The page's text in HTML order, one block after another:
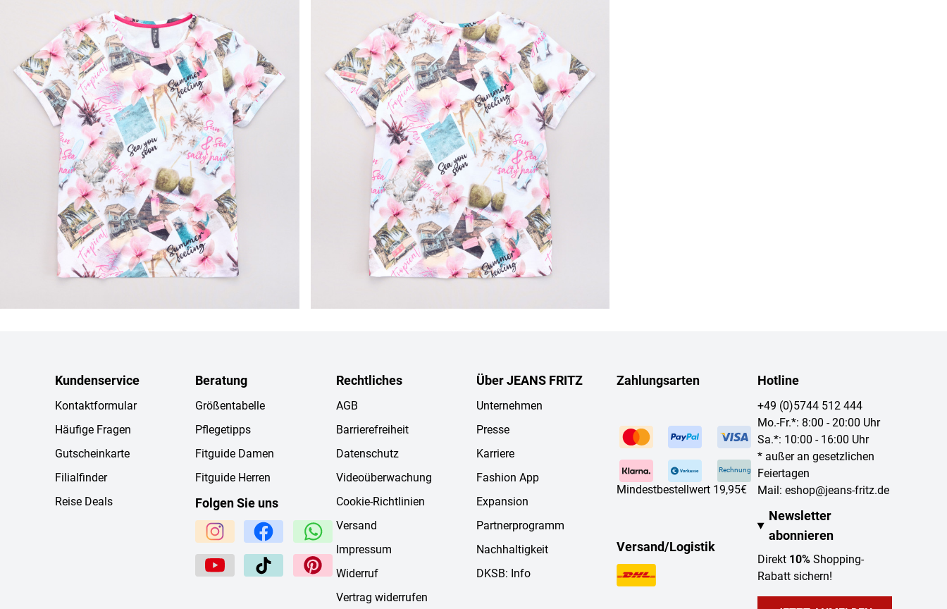
Kundenservice
Kontaktformular
Häufige Fragen
Gutscheinkarte
Filialfinder
Reise Deals
Beratung
Größentabelle
Pflegetipps
Fitguide Damen
Fitguide Herren
Folgen Sie uns
Rechtliches
AGB
Barrierefreiheit
Datenschutz
Videoüberwachung
Cookie-Richtlinien
Versand
Impressum
Widerruf
Vertrag widerrufen
Über JEANS FRITZ
Unternehmen
Presse
Karriere
Fashion App
Expansion
Partnerprogramm
Nachhaltigkeit
DKSB: Info
Zahlungsarten
Rechnung
Mindestbestellwert 19,95€
Versand/Logistik
Hotline
+49 (0)5744 512 444
Mo.-Fr.*: 8:00 - 20:00 Uhr
Sa.*: 10:00 - 16:00 Uhr
* außer an gesetzlichen
Feiertagen
Mail: eshop@jeans-fritz.de
Newsletter
abonnieren
Direkt 10%Shopping-
Rabatt sichern!